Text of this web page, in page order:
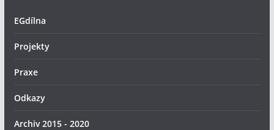
EGdílna
Projekty
Praxe
Odkazy
Archiv 2015 - 2020